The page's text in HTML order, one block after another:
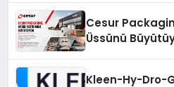
Cesur
Üssünü
Kleen-Hy-Dro-